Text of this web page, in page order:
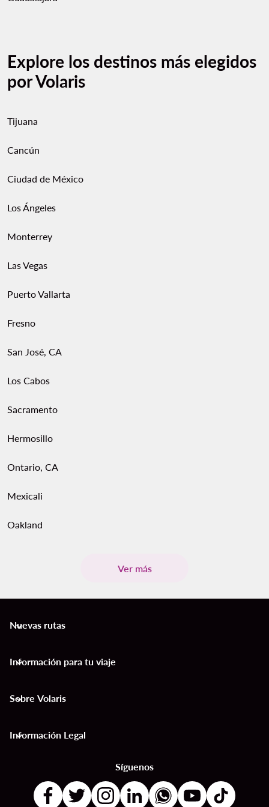
Explore los destinos más elegidos
por Volaris
Tijuana
Cancún
Ciudad de México
Los Ángeles
Monterrey
Las Vegas
Puerto Vallarta
Fresno
San José, CA
Los Cabos
Sacramento
Hermosillo
Ontario, CA
Mexicali
Oakland
Ver más
Nuevas rutas
keyboard_arrow_down
Información para tu viaje
keyboard_arrow_down
Sobre Volaris
keyboard_arrow_down
Información Legal
keyboard_arrow_down
Síguenos